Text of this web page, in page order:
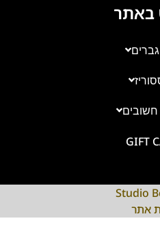
באתר
חשובים
GIFT
Studio
אתר